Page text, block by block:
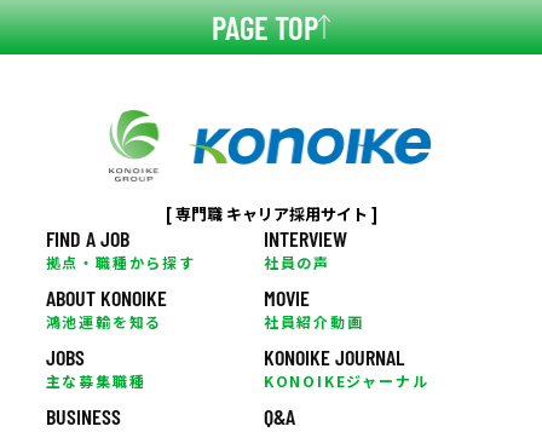
PAGE TOP
[ 専門職 キャリア採用サイト ]
FIND A JOB
拠点・職種から探す
ABOUT KONOIKE
鴻池運輸を知る
JOBS
主な募集職種
BUSINESS
INTERVIEW
社員の声
MOVIE
社員紹介動画
KONOIKE JOURNAL
KONOIKEジャーナル
Q&A